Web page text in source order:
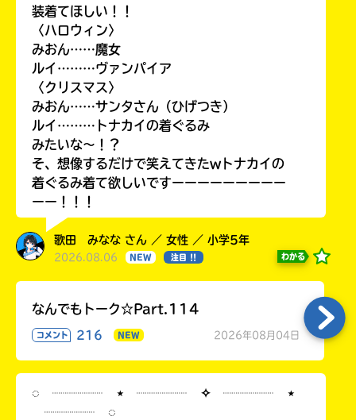
装着てほしい！！
〈ハロウィン〉
みおん……魔女
ルイ………ヴァンパイア
〈クリスマス〉
みおん……サンタさん（ひげつき）
ルイ………トナカイの着ぐるみ
みたいな〜！？
そ、想像するだけで笑えてきたwトナカイの
着ぐるみ着て欲しいですーーーーーーーーー
ーー！！！
歌田 みなな さん ／ 女性 ／ 小学5年
2026.08.06 NEW 注目 !! わかる
なんでもトーク☆Part.114
コメント 216 NEW 2026年08月04日
◌ ┈┈┈┈ ⋆ ┈┈┈┈ ✧ ┈┈┈┈ ⋆
┈┈┈┈ ◌